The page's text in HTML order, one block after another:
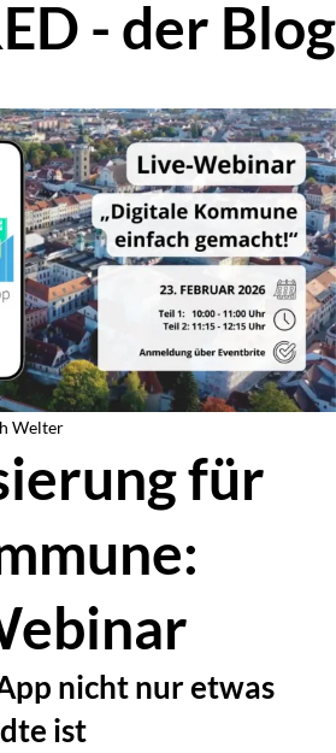
- der Blog
Welter
für
nicht nur etwas
ist